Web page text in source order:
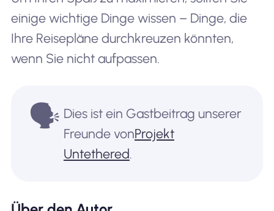
einige wichtige Dinge wissen – Dinge, die
Ihre Reisepläne durchkreuzen könnten,
wenn Sie nicht aufpassen.
🗣️ Dies ist ein Gastbeitrag unserer
Freunde vonProjekt
Untethered.